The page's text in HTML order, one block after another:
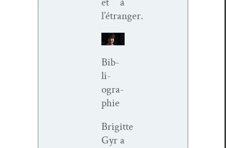
l’étranger.
Bib­
li­
ogra­
phie
Brigitte
Gyr a